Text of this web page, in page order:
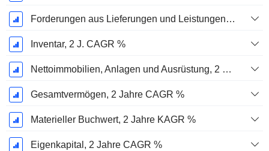
Forderungen aus Lieferungen und Leistungen, 2 J. CAGR %
Inventar, 2 J. CAGR %
Nettoimmobilien, Anlagen und Ausrüstung, 2 Jahre. CAGR %
Gesamtvermögen, 2 Jahre CAGR %
Materieller Buchwert, 2 Jahre KAGR %
Eigenkapital, 2 Jahre CAGR %